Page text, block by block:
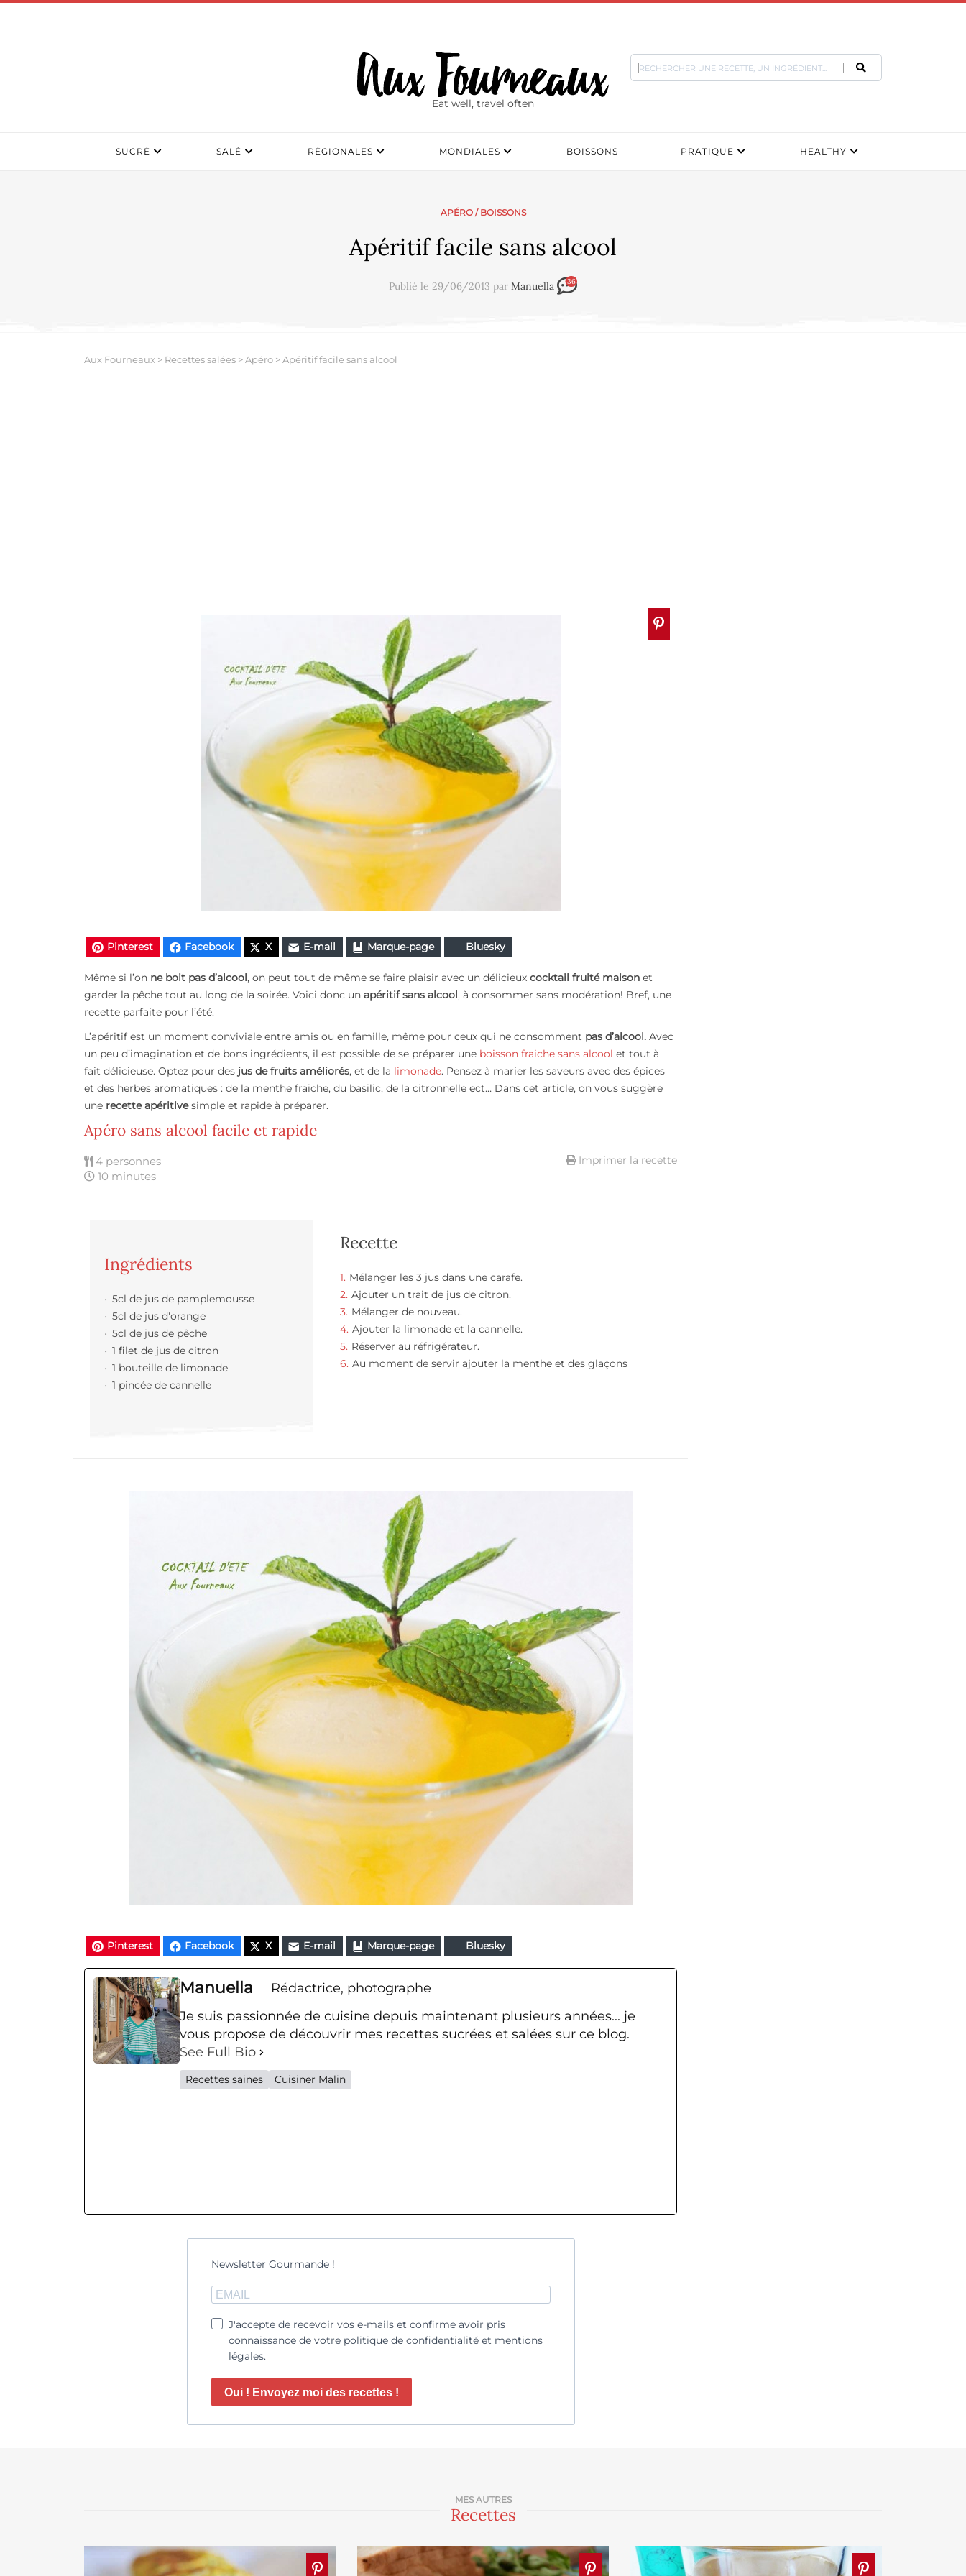
Eat well, travel often
SUCRÉ SALÉ RÉGIONALES MONDIALES BOISSONS PRATIQUE HEALTHY
APÉRO/ BOISSONS
Apéritif facile sans alcool
Publié le 29/06/2013 par Manuella 36
Aux Fourneaux > Recettes salées >Apéro >Apéritif facile sans alcool
Pinterest Facebook X E-mail Marque-page Bluesky
Même si l’on ne boit pas d’alcool , on peut tout de même se faire plaisir avec un délicieux cocktail fruité maison et
garder la pêche tout au long de la soirée. Voici donc un apéritif sans alcool , à consommer sans modération! Bref, une
recette parfaite pour l’été.
L’apéritif est un moment conviviale entre amis ou en famille, même pour ceux qui ne consomment pas d’alcool. Avec
un peu d’imagination et de bons ingrédients, il est possible de se préparer une boisson fraiche sans alcool et tout à
fait délicieuse. Optez pour des jus de fruits améliorés, et de la limonade. Pensez à marier les saveurs avec des épices
et des herbes aromatiques : de la menthe fraiche, du basilic, de la citronnelle ect… Dans cet article, on vous suggère
une recette apéritivesimple et rapide à préparer.
Apéro sans alcool facile et rapide
4 personnes
10 minutes
Imprimer la recette
Ingrédients
5cl de jus de pamplemousse
5cl de jus d'orange
5cl de jus de pêche
1 filet de jus de citron
1 bouteille de limonade
1 pincée de cannelle
Recette
Mélanger les 3 jus dans une carafe.
Ajouter un trait de jus de citron.
Mélanger de nouveau.
Ajouter la limonade et la cannelle.
Réserver au réfrigérateur.
Au moment de servir ajouter la menthe et des glaçons
Pinterest Facebook X E-mail Marque-page Bluesky
Manuella
Rédactrice, photographe
Je suis passionnée de cuisine depuis maintenant plusieurs années... je
vous propose de découvrir mes recettes sucrées et salées sur ce blog.
See Full Bio
Recettes saines Cuisiner Malin
Newsletter Gourmande !
J'accepte de recevoir vos e-mails et confirme avoir pris
connaissance de votre politique de confidentialité et mentions
légales.
Oui ! Envoyez moi des recettes !
MES AUTRES
Recettes